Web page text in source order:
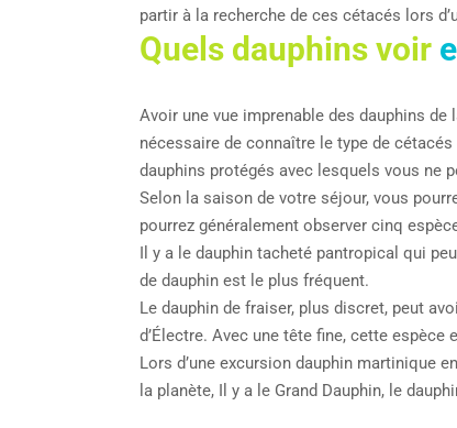
partir à la recherche de ces cétacés lors
Quels dauphins voir
Avoir une vue imprenable des dauphins
nécessaire de connaître le type de
dauphins protégés avec lesquels vous ne
Selon la saison de votre séjour, vous
pourrez généralement observer cinq
Il y a le dauphin tacheté pantropical qui
de dauphin est le plus fréquent.
Le dauphin de fraiser, plus discret, peut
d’Électre. Avec une tête fine, cette
Lors d’une excursion dauphin martinique
la planète, Il y a le Grand Dauphin, le